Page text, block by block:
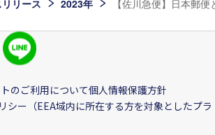
リース 2023年 【佐川急便】日本郵
のご利用について個人情報保護方針
シー（EEA域内に所在する方を対象としたプラ